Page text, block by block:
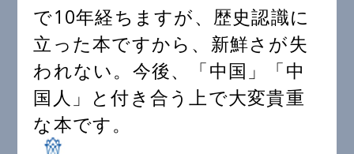
で10年経ちますが、歴史認識に
立った本ですから、新鮮さが失
われない。今後、「中国」「中
国人」と付き合う上で大変貴重
な本です。